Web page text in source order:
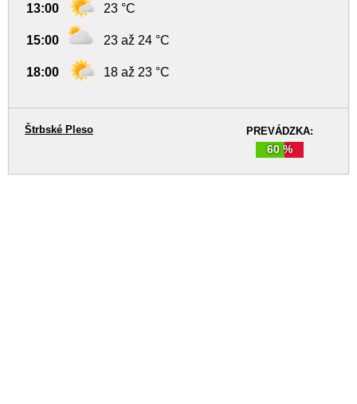
13:00 23 °C
15:00 23 až 24 °C
18:00 18 až 23 °C
PREVÁDZKA:
60 %
Štrbské Pleso